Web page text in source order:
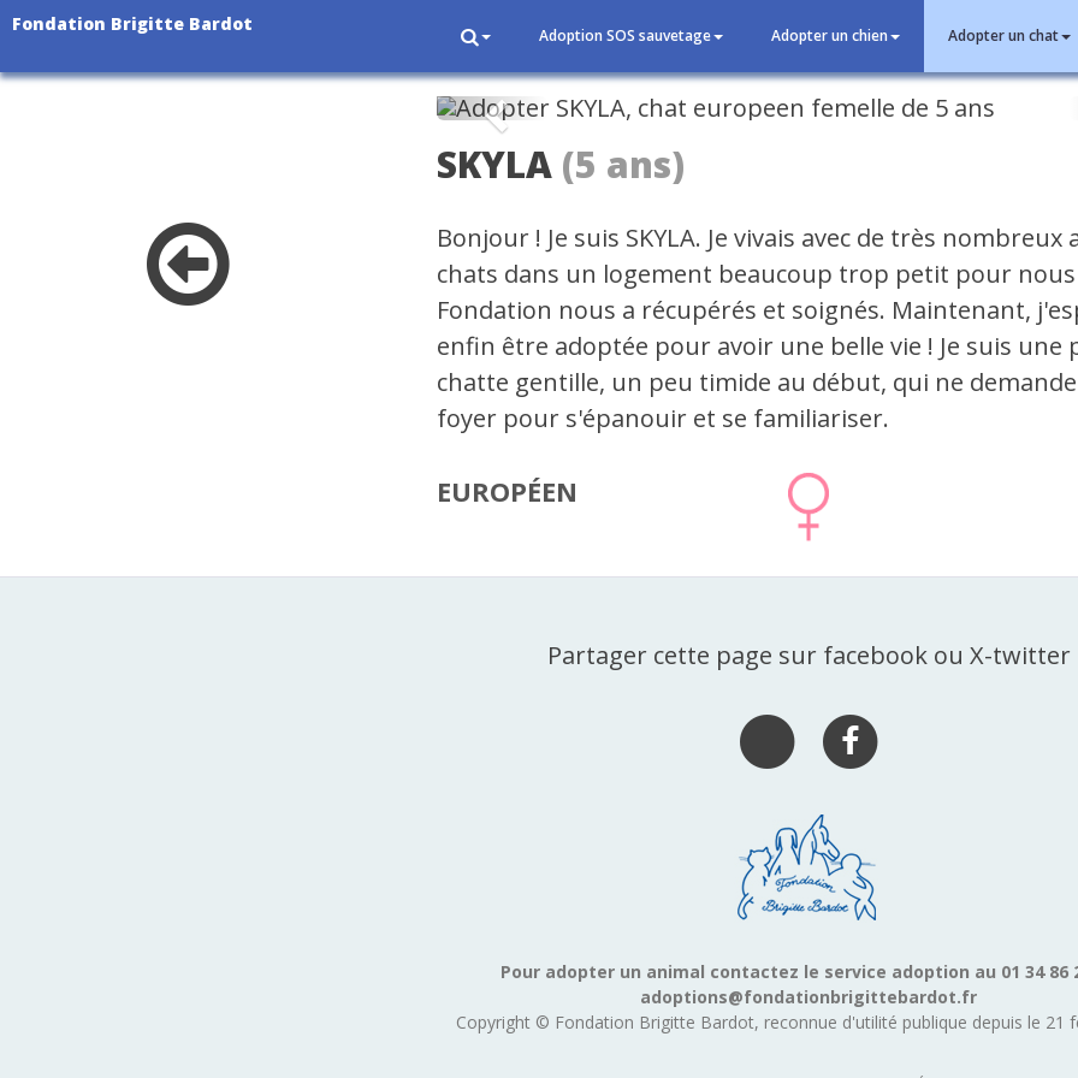
Fondation Brigitte Bardot
Adoption SOS sauvetage Adopter un chien Adopter un chat
Précédent
SKYLA (5 ans)
Bonjour ! Je suis SKYLA. Je vivais avec de très nombreux
chats dans un logement beaucoup trop petit pour
Fondation nous a récupérés et soignés. Maintenant,
enfin être adoptée pour avoir une belle vie ! Je suis une
chatte gentille, un peu timide au début, qui ne
foyer pour s'épanouir et se familiariser.
EUROPÉEN
Partager cette page sur facebook ou X-twitter
Pour adopter un animal contactez le service adoption au 01 34 86
adoptions@fondationbrigittebardot.fr
Copyright © Fondation Brigitte Bardot, reconnue d'utilité publique depuis le 21